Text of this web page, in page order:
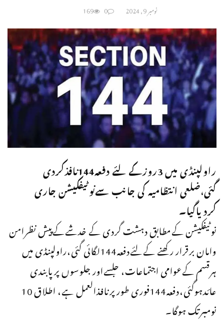
نومبر 9, 2024 0
169
راولپنڈی میں 3روزکےلئے دفعہ144نافذکردی
گئی،ضلعی انتظامیہ کی جانب سےنوٹیفکیشن جاری
کردیاگیا۔
نوٹیفکیشن کےمطابق دہشت گردی کے خدشےکےپیش نظرامن
وامان برقرار رکھنے کےلئےدفعہ144لگائی گئی،راولپنڈی میں
ہرقسم کےعوامی اجتماعات، جلسےاور جلوسوں پرپابندی
عائدہوگئی،دفعہ144فوری طورپرنافذالعمل ہے، اطلاق 10
نومبرتک ہوگا۔